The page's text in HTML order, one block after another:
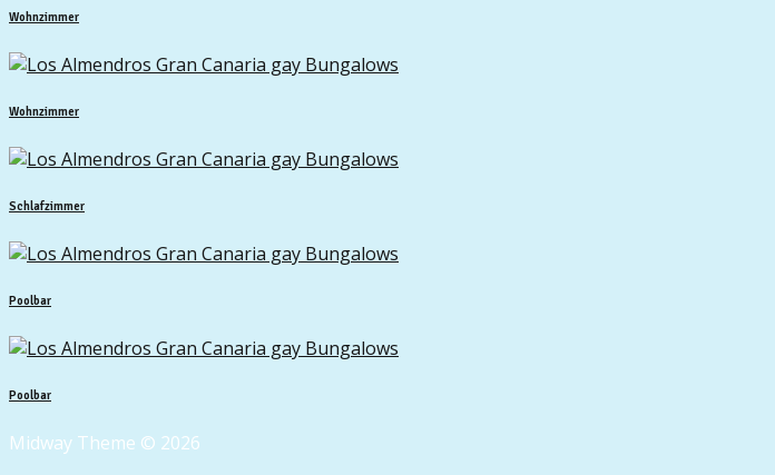
Wohnzimmer
Wohnzimmer
Schlafzimmer
Poolbar
Poolbar
Midway Theme © 2026